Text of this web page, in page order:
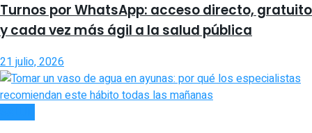
Turnos por WhatsApp: acceso directo, gratuito
y cada vez más ágil a la salud pública
21 julio, 2026